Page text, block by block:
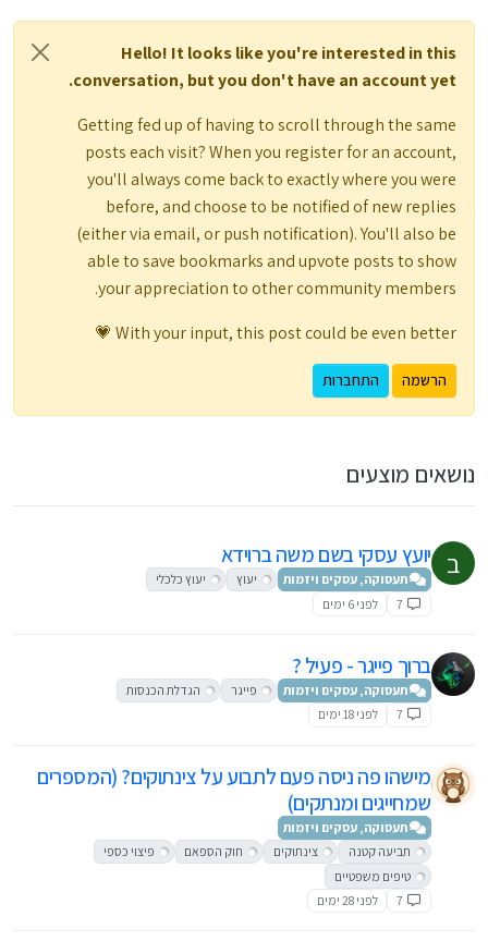
Hello! It looks like you're interested in this
conversation, but you don't have an account yet.
Getting fed up of having to scroll through the same
posts each visit? When you register for an account,
you'll always come back to exactly where you were
before, and choose to be notified of new replies
(either via email, or push notification). You'll also be
able to save bookmarks and upvote posts to show
your appreciation to other community members.
With your input, this post could be even better 💗
הרשמה התחברות
נושאים מוצעים
ב יועץ עסקי בשם משה ברוידא
תעסוקה, עסקים ויזמות יעוץ
יעוץ כלכלי
7
לפני 6 ימים
ברוך פייגר - פעיל ?
תעסוקה, עסקים ויזמות פייגר
הגדלת הכנסות
7
לפני 18 ימים
מישהו פה ניסה פעם לתבוע על צינתוקים? (המספרים
שמחייגים ומנתקים)
תעסוקה, עסקים ויזמות
תביעה קטנה
צינתוקים חוק הספאם
פיצוי כספי
טיפים משפטיים
7
לפני 28 ימים